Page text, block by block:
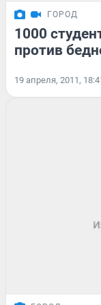
ГОРОД
1000
против
19 апреля, 2011,